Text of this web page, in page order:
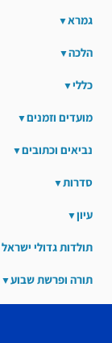
גמרא
הלכה
כללי
מועדים וזמנים
נביאים וכתובים
סדרות
עיון
תולדות גדולי ישראל
תורה ופרשת שבוע